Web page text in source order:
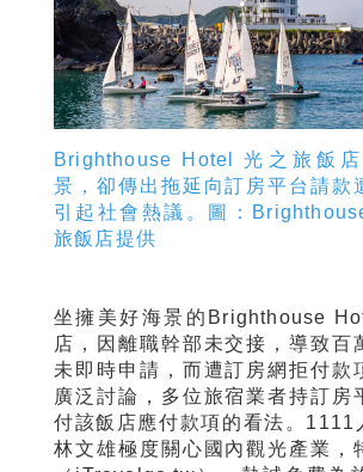
Brighthouse Hotel 光之旅飯
景，卻傳出拖延向訂房平台請款
引起社會熱議。圖：
旅飯店提供
坐擁美好海景的Brighthouse
店，因離職幹部未交接，導致百
未即時申請，而遭訂房網拒付款
廣泛討論，多位旅宿業者持訂房
付該飯店應付款項的看法。1111
林文雄極度關心國內觀光產業，